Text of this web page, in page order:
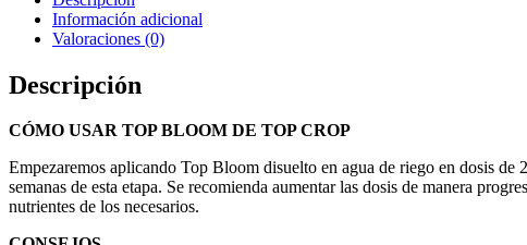
Información adicional
Valoraciones (0)
Descripción
CÓMO USAR TOP BLOOM DE TOP CROP
Empezaremos aplicando Top Bloom disuelto en agua de riego en dosis
semanas de esta etapa. Se recomienda aumentar las dosis de manera
nutrientes de los necesarios.